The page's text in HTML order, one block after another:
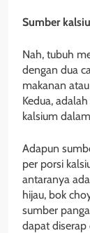
Sumber k
Nah, tubuh
dengan dua
makanan
Kedua,
kalsium
Adapun
per porsi
antaranya
hijau, bok
sumber
dapat diserap